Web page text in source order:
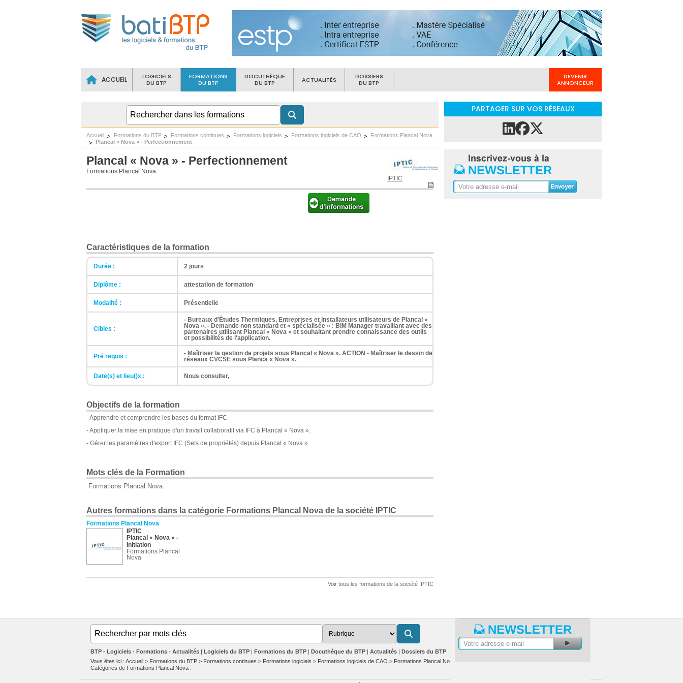
ACCUEIL
LOGICIELS
DU BTP
FORMATIONS
DU BTP
DOCUTHÈQUE
DU BTP
ACTUALITÉS
DOSSIERS
DU BTP
DEVENIR
ANNONCEUR
Accueil Formations du BTP Formations continues Formations logiciels Formations logiciels de CAO
Formations Plancal Nova
Plancal « Nova » - Perfectionnement
Plancal « Nova » - Perfectionnement
Formations Plancal Nova
IPTIC
Caractéristiques de la formation
Durée : 2 jours
Diplôme : attestation de formation
Modalité : Présentielle
Cibles :
- Bureaux d'Études Thermiques, Entreprises et installateurs utilisateurs de Plancal «
Nova ». - Demande non standard et « spécialisée » : BIM Manager travaillant avec des
partenaires utilisant Plancal « Nova » et souhaitant prendre connaissance des outils
et possibilités de l'application.
Pré requis :
- Maîtriser la gestion de projets sous Plancal « Nova ». ACTION - Maîtriser le dessin de
réseaux CVCSE sous Planca « Nova ».
Date(s) et lieu()x : Nous consulter,
Objectifs de la formation
- Apprendre et comprendre les bases du format IFC.
- Appliquer la mise en pratique d'un travail collaboratif via IFC à Plancal « Nova ».
- Gérer les paramètres d'export IFC (Sets de propriétés) depuis Plancal « Nova ».
Mots clés de la Formation
Formations Plancal Nova
Autres formations dans la catégorie Formations Plancal Nova de la société IPTIC
Formations Plancal Nova
IPTIC
Plancal « Nova » -
Initiation
Formations Plancal
Nova
Voir tous les formations de la société IPTIC
PARTAGER SUR VOS RÉSEAUX
BTP - Logiciels - Formations - Actualités Logiciels du BTP Formations du BTP Docuthèque du BTP Actualités
Dossiers du BTP
Vous êtes ici : Accueil > Formations du BTP > Formations continues > Formations logiciels > Formations logiciels de CAO > Formations Plancal Nova
Catégories de Formations Plancal Nova :